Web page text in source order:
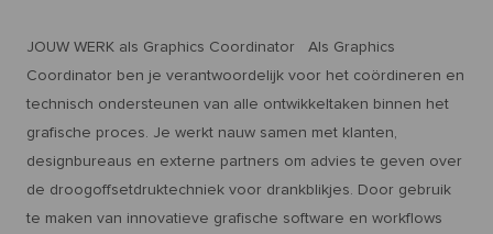
JOUW WERK als Graphics Coordinator Als Graphics
Coordinator ben je verantwoordelijk voor het coördineren en
technisch ondersteunen van alle ontwikkeltaken binnen het
grafische proces. Je werkt nauw samen met klanten,
designbureaus en externe partners om advies te geven over
de droogoffsetdruktechniek voor drankblikjes. Door gebruik
te maken van innovatieve grafische software en workflows